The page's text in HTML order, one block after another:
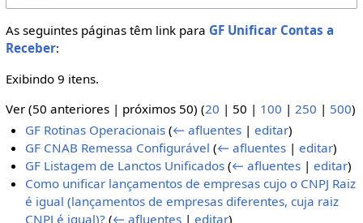
As seguintes páginas têm link para GF Unificar Contas a
Receber:
Exibindo 9 itens.
Ver (50 anteriores| próximos 50) (20 | 50 | 100 | 250 | 500)
GF Rotinas Operacionais (← afluentes |editar)
GF CNAB Remessa Configurável (← afluentes |editar)
GF Listagem de Lanctos Unificados (← afluentes |editar)
Como unificar lançamentos de empresas cujo o CNPJ Raiz
é igual (lançamentos de empresas diferentes, cuja raiz
CNPJ é igual)? (← afluentes |editar)